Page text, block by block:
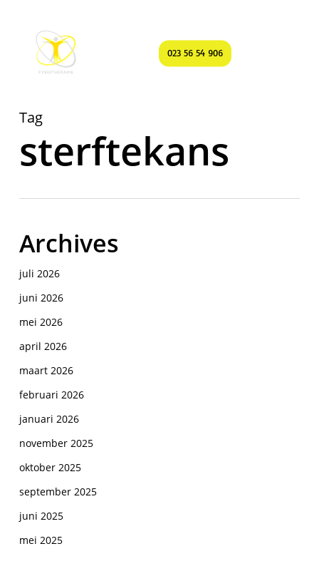
023 56 54 906
Tag
sterftekans
Archives
juli 2026
juni 2026
mei 2026
april 2026
maart 2026
februari 2026
januari 2026
november 2025
oktober 2025
september 2025
juni 2025
mei 2025